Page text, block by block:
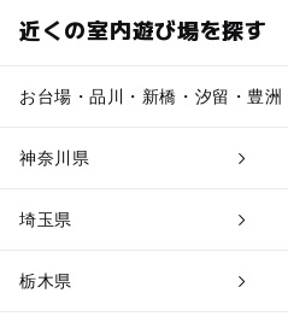
近くの室内遊び場を探す
お台場・品川・新橋・汐留・豊洲
神奈川県
埼玉県
栃木県